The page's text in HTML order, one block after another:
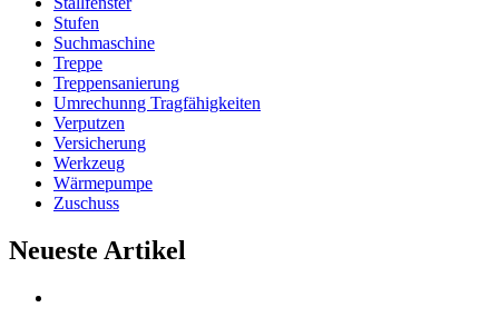
Stufen
Suchmaschine
Treppe
Treppensanierung
Umrechunng Tragfähigkeiten
Verputzen
Versicherung
Werkzeug
Wärmepumpe
Zuschuss
Neueste Artikel